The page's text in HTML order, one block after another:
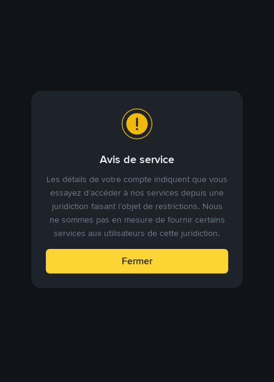
Avis de service
Les détails de votre compte indiquent que vous
essayez d’accéder à nos services depuis une
juridiction faisant l’objet de restrictions. Nous
ne sommes pas en mesure de fournir certains
services aux utilisateurs de cette juridiction.
Fermer